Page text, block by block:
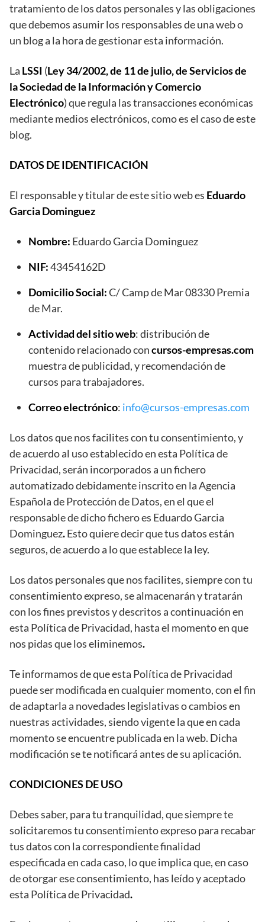
tratamiento de los datos personales y las obligaciones
que debemos asumir los responsables de una web o
un blog a la hora de gestionar esta información.
La LSSI (Ley 34/2002, de 11 de julio, de Servicios de
la Sociedad de la Información y Comercio
Electrónico) que regula las transacciones económicas
mediante medios electrónicos, como es el caso de este
blog.
DATOS DE IDENTIFICACIÓN
El responsable y titular de este sitio web es Eduardo
Garcia Dominguez
Nombre: Eduardo Garcia Dominguez
NIF:43454162D
Domicilio Social:C/ Camp de Mar 08330 Premia
de Mar.
Actividad del sitio web: distribución de
contenido relacionado concursos-empresas.com
muestra de publicidad, y recomendación de
cursos para trabajadores.
Correo electrónico: info@cursos-empresas.com
Los datos que nos facilites con tu consentimiento, y
de acuerdo al uso establecido en esta Política de
Privacidad, serán incorporados a un fichero
automatizado debidamente inscrito en la Agencia
Española de Protección de Datos, en el que el
responsable de dicho fichero es Eduardo Garcia
Dominguez.Esto quiere decir que tus datos están
seguros, de acuerdo a lo que establece la ley.
Los datos personales que nos facilites, siempre con tu
consentimiento expreso, se almacenarán y tratarán
con los fines previstos y descritos a continuación en
esta Política de Privacidad, hasta el momento en que
nos pidas que los eliminemos.
Te informamos de que esta Política de Privacidad
puede ser modificada en cualquier momento, con el fin
de adaptarla a novedades legislativas o cambios en
nuestras actividades, siendo vigente la que en cada
momento se encuentre publicada en la web. Dicha
modificación se te notificará antes de su aplicación.
CONDICIONES DE USO
Debes saber, para tu tranquilidad, que siempre te
solicitaremos tu consentimiento expreso para recabar
tus datos con la correspondiente finalidad
especificada en cada caso, lo que implica que, en caso
de otorgar ese consentimiento, has leído y aceptado
esta Política de Privacidad.